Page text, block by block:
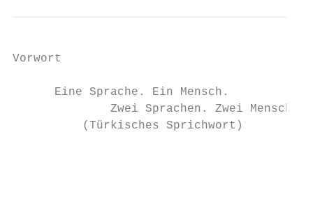
Vorwort
      Eine Sprache. Ein Mensch.
              Zwei Sprachen. Zwei Menschen.
          (Türkisches Sprichwort)